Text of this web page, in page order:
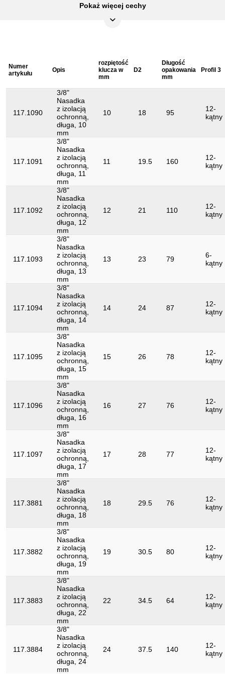
Delikatny chrom wanad stal
DIN 7448, DIN 3120, ISO 1174, IEC
Pokaż więcej cechy
Numer
artykułu
Opis
rozpiętość
klucza w
mm
D2
Długość
opakowania
mm
Profil 3
117.1090
3/8"
Nasadka
z izolacją
ochronną,
długa, 10
mm
10 18 95
12-
kątny
117.1091
3/8"
Nasadka
z izolacją
ochronną,
długa, 11
mm
11 19.5 160
12-
kątny
117.1092
3/8"
Nasadka
z izolacją
ochronną,
długa, 12
mm
12 21 110
12-
kątny
117.1093
3/8"
Nasadka
z izolacją
ochronną,
długa, 13
mm
13 23 79
6-
kątny
117.1094
3/8"
Nasadka
z izolacją
ochronną,
długa, 14
mm
14 24 87
12-
kątny
117.1095
3/8"
Nasadka
z izolacją
ochronną,
długa, 15
mm
15 26 78
12-
kątny
117.1096
3/8"
Nasadka
z izolacją
ochronną,
długa, 16
mm
16 27 76
12-
kątny
117.1097
3/8"
Nasadka
z izolacją
ochronną,
długa, 17
mm
17 28 77
12-
kątny
117.3881
3/8"
Nasadka
z izolacją
ochronną,
długa, 18
mm
18 29.5 76
12-
kątny
117.3882
3/8"
Nasadka
z izolacją
ochronną,
długa, 19
mm
19 30.5 80
12-
kątny
117.3883
3/8"
Nasadka
z izolacją
ochronną,
długa, 22
mm
22 34.5 64
12-
kątny
117.3884
3/8"
Nasadka
z izolacją
ochronną,
długa, 24
mm
24 37.5 140
12-
kątny